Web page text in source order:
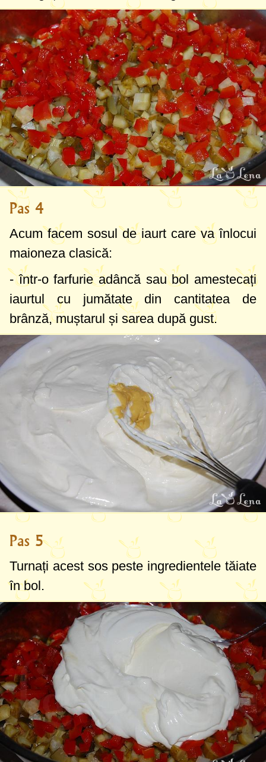
Pas 4
Acum facem sosul de iaurt care va înlocui
maioneza clasică:
- într-o farfurie adâncă sau bol amestecați
iaurtul cu jumătate din cantitatea de
brânză, muștarul și sarea după gust.
Pas 5
Turnați acest sos peste ingredientele tăiate
în bol.